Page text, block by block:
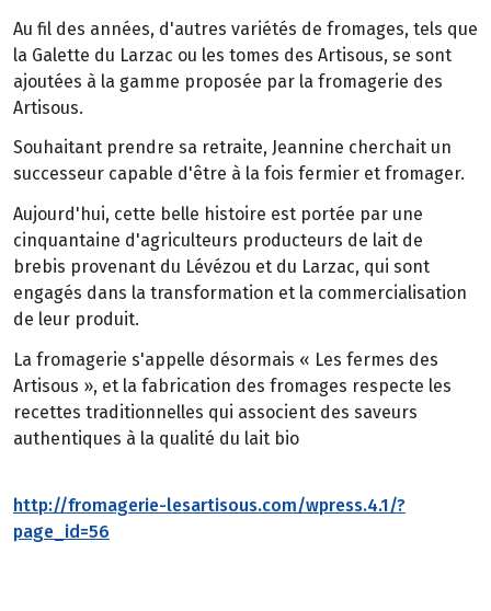
Au fil des années, d'autres variétés de fromages, tels que
la Galette du Larzac ou les tomes des Artisous, se sont
ajoutées à la gamme proposée par la fromagerie des
Artisous.
Souhaitant prendre sa retraite, Jeannine cherchait un
successeur capable d'être à la fois fermier et fromager.
Aujourd'hui, cette belle histoire est portée par une
cinquantaine d'agriculteurs producteurs de lait de
brebis provenant du Lévézou et du Larzac, qui sont
engagés dans la transformation et la commercialisation
de leur produit.
La fromagerie s'appelle désormais « Les fermes des
Artisous », et la fabrication des fromages respecte les
recettes traditionnelles qui associent des saveurs
authentiques à la qualité du lait bio
http://fromagerie-lesartisous.com/wpress.4.1/?
page_id=56